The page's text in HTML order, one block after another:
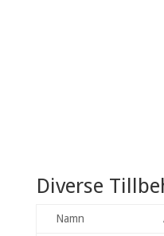
Diverse
Namn